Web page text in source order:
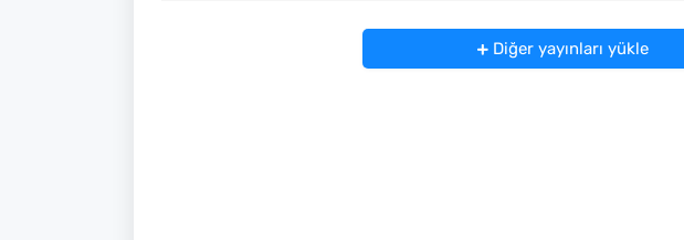
Diğer yayınları yükle